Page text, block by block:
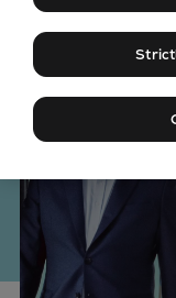
Digital
Press &
Discover